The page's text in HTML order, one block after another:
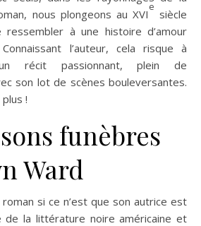
nous plongeons au XVI
e
siècle
à une histoire d’amour
l’auteur, cela risque à
récit passionnant, plein de
son lot de scènes bouleversantes.
!
funèbres
Ward
si ce n’est que son autrice est
de la littérature noire américaine et